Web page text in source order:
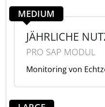
MEDIUM
JÄHRLICHE
PRO SAP MODUL
Monitoring von